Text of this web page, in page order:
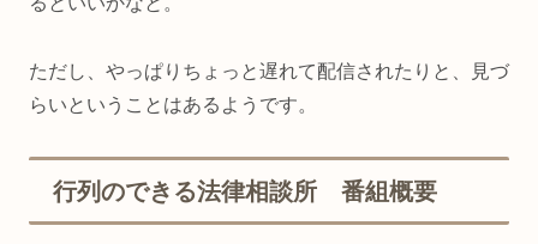
ただし、やっぱりちょっと遅れて配信されたりと、見づ
らいということはあるようです。
行列のできる法律相談所 番組概要